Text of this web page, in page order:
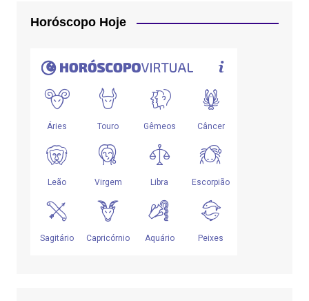
Horóscopo Hoje